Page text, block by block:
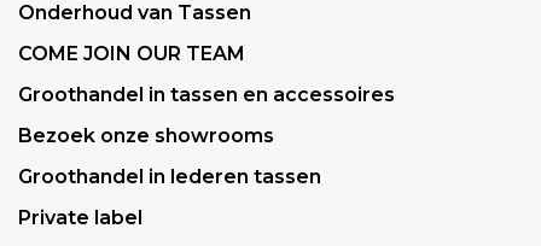
Onderhoud van Tassen
COME JOIN OUR TEAM
Groothandel in tassen en accessoires
Bezoek onze showrooms
Groothandel in lederen tassen
Private label